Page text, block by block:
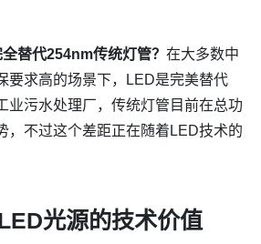
替代254nm传统灯管？ 在大多数中
要求高的场景下，LED是完美替代
业污水处理厂，传统灯管目前在总功
，不过这个差距正在随着LED技术的
光源的技术价值